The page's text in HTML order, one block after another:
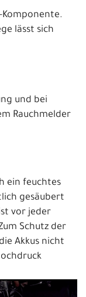
Komponente.
lässt sich
und bei
Rauchmelder
ein feuchtes
gesäubert
vor jeder
Schutz der
Akkus nicht